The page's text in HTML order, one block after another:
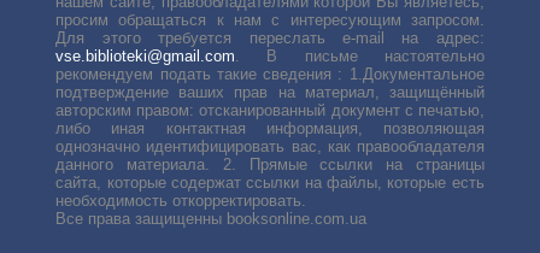
просим обращаться к нам с интересующим запросом.
Для этого требуется переслать е-mail на адрес:
vse.biblioteki@gmail.com . В письме настоятельно
рекомендуем подать такие сведения : 1.Документальное
подтверждение ваших прав на материал, защищённый
авторским правом: отсканированный документ с печатью,
либо иная контактная информация, позволяющая
однозначно идентифицировать вас, как правообладателя
данного материала. 2. Прямые ссылки на страницы
сайта, которые содержат ссылки на файлы, которые есть
необходимость откорректировать.
Все права защищенны booksonline.com.ua